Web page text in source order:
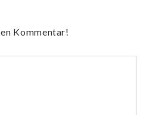
Kommentar!